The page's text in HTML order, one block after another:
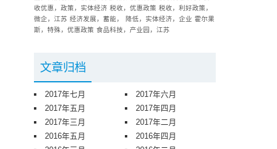
收优惠，政策，实体经济 税收，优惠政策 税收，利好政策，
微企，江苏 经济发展，蓄能， 降低，实体经济，企业 霍尔果
斯，特殊，优惠政策 食品科技，产业园，江苏
文章归档
2017年七月
2017年六月
2017年五月
2017年四月
2017年三月
2017年二月
2016年五月
2016年四月